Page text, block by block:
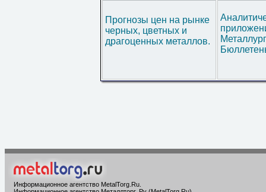
Прогнозы цен на рынке
черных, цветных и
драгоценных металлов.
Информационное агентство MetalTorg.Ru